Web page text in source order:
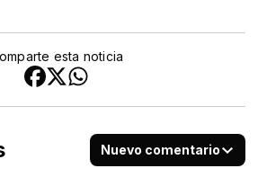
esta noticia
Nuevo comentario